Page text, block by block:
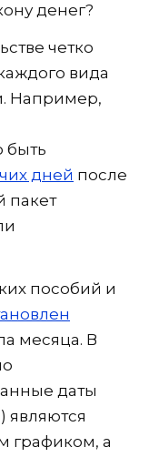
денег?
четко
вида
Например,
быть
дней после
пакет
пособий и
месяца. В
даты
являются
графиком, а